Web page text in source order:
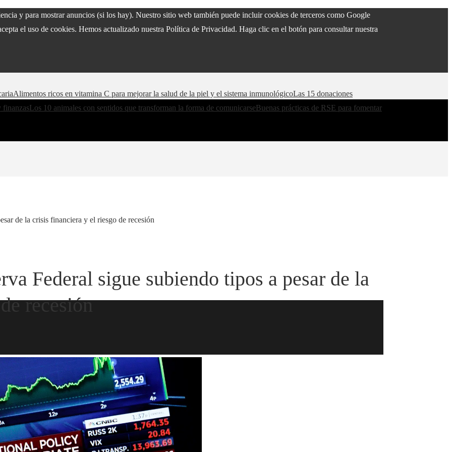
y para mostrar anuncios (si los hay). Nuestro sitio web también puede incluir cookies de terceros como Google
el uso de cookies. Hemos actualizado nuestra Política de Privacidad. Haga clic en el botón para consultar nuestra
Alimentos ricos en vitamina C para mejorar la salud de la piel y el sistema inmunológicoLas 15 donaciones
finanzasLos 10 animales con sentidos que transforman la forma de comunicarseBuenas prácticas de RSE para fomentar
de la crisis financiera y el riesgo de recesión
Federal sigue subiendo tipos a pesar de la
recesión